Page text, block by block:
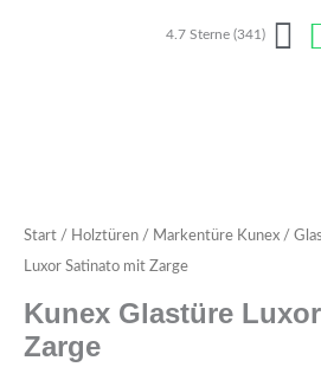
4.7 Sterne (341)
Start / Holztüren / Markentüre Kunex /
Luxor Satinato mit Zarge
Kunex Glastüre
Zarge
Kunex
Glastüre
Satinato
mit